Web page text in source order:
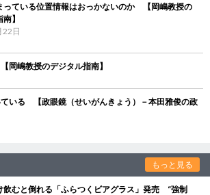
っている位置情報はおっかないのか 【岡嶋教授の
】
22日
嶋教授のデジタル指南】
いる 【政眼鏡（せいがんきょう）－本田雅俊の政
もっと見る
飲むと倒れる「ふらつくビアグラス」発売 “強制